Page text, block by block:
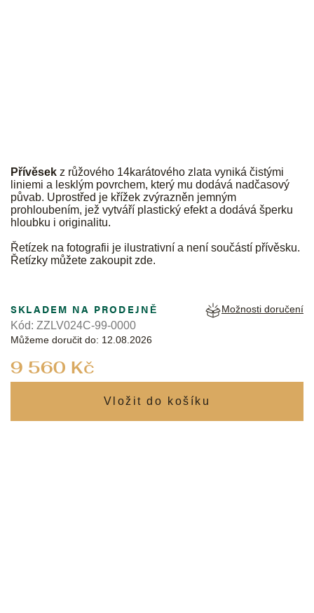
Přívěsek z růžového 14karátového zlata vyniká čistými
liniemi a lesklým povrchem, který mu dodává nadčasový
půvab. Uprostřed je křížek zvýrazněn jemným
prohloubením, jež vytváří plastický efekt a dodává šperku
hloubku i originalitu.
Řetízek na fotografii je ilustrativní a není součástí přívěsku.
Řetízky můžete zakoupitzde.
9 560 Kč
SKLADEM NA PRODEJNĚ
Můžeme doručit do: 12.08.2026
Možnosti doručení
Kód: ZZLV024C-99-0000